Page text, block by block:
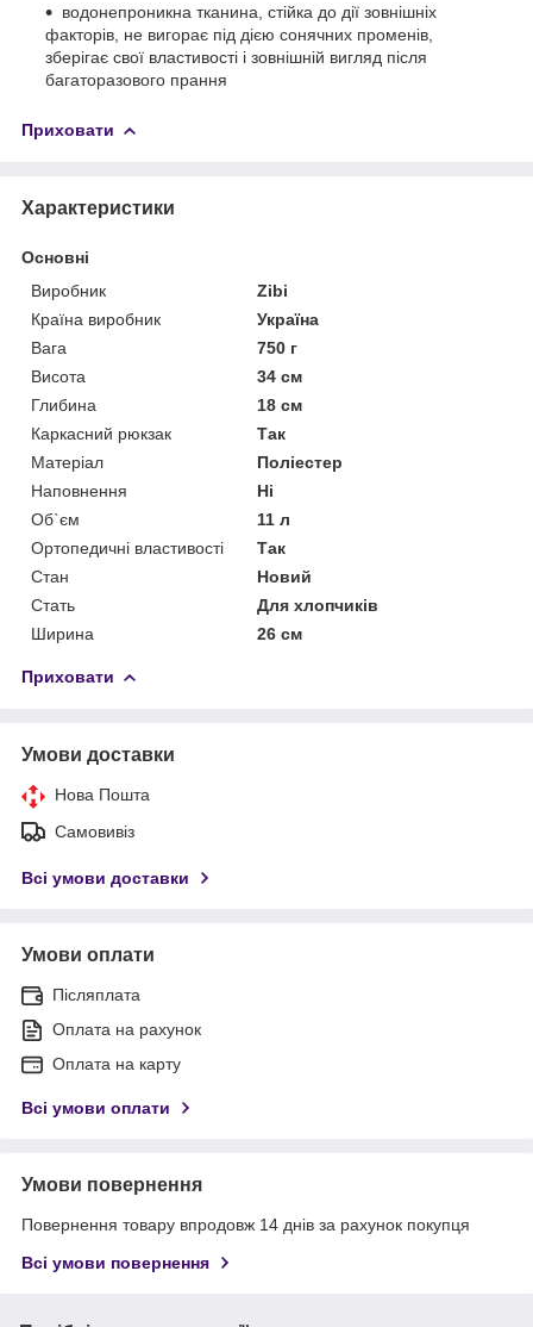
водонепроникна тканина, стійка до дії зовнішніх
факторів, не вигорає під дією сонячних променів,
зберігає свої властивості і зовнішній вигляд після
багаторазового прання
Приховати
Характеристики
Основні
Виробник
Zibi
Країна виробник
Україна
Вага
750 г
Висота
34 см
Глибина
18 см
Каркасний рюкзак
Так
Матеріал
Поліестер
Наповнення
Ні
Об`єм
11 л
Ортопедичні властивості
Так
Стан
Новий
Стать
Для хлопчиків
Ширина
26 см
Приховати
Умови доставки
Нова Пошта
Самовивіз
Всі умови доставки
Умови оплати
Післяплата
Оплата на рахунок
Оплата на карту
Всі умови оплати
Умови повернення
Повернення товару впродовж 14 днів за рахунок покупця
Всі умови повернення